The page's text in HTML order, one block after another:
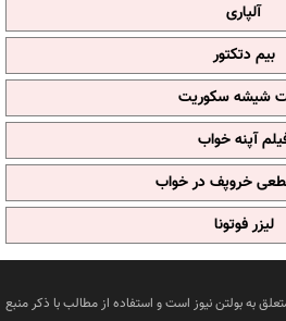
آلپاری
بیم دتکتور
شیشه سکوریت
آپنه خواب
خروپف در خواب
لیزر فوتونا
به بولتن نیوز است و استفاده از مطالب با ذکر منبع